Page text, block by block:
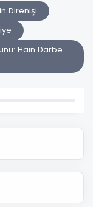
Direnişi
Hain Darbe